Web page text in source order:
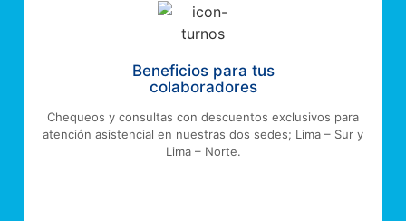
Beneficios para tus
colaboradores
Chequeos y consultas con descuentos exclusivos para
atención asistencial en nuestras dos sedes; Lima – Sur y
Lima – Norte.